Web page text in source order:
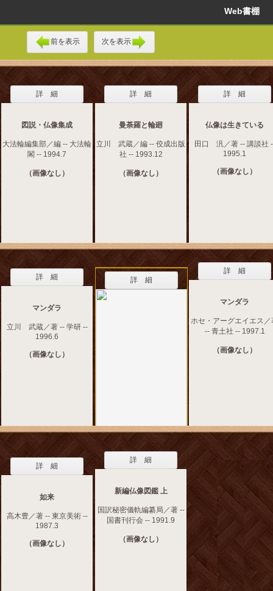
Web書棚
前を表示 次を表示
詳 細
図説・仏像集成
大法輪編集部／編 -- 大法輪
閣 -- 1994.7
（画像なし）
詳 細
曼荼羅と輪廻
立川 武蔵／編 -- 佼成出版
社 -- 1993.12
（画像なし）
詳 細
仏像は生きている
田口 汎／著 -- 講談社
1995.1
（画像なし）
詳 細
マンダラ
立川 武蔵／著 -- 学研 --
1996.6
（画像なし）
詳 細
詳 細
マンダラ
ホセ・アーグエイエス／
-- 青土社 -- 1997.1
（画像なし）
詳 細
如来
高木豊／著 -- 東京美術 --
1987.3
（画像なし）
詳 細
新編仏像図鑑 上
国訳秘密儀軌編纂局／著 --
国書刊行会 -- 1991.9
（画像なし）